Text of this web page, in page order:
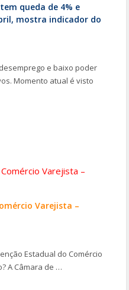
queda de 4% e
mostra indicador do
e baixo poder
Momento atual é visto
Varejista –
Estadual do Comércio
A Câmara de …